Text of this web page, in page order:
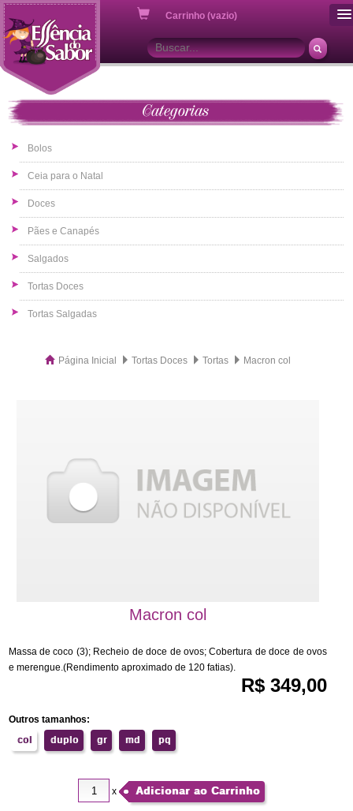
Carrinho (vazio)
Categorias
Bolos
Ceia para o Natal
Doces
Pães e Canapés
Salgados
Tortas Doces
Tortas Salgadas
Página Inicial Tortas Doces Tortas Macron col
Macron col
Massa de coco (3); Recheio de doce de ovos; Cobertura de doce de ovos
e merengue.(Rendimento aproximado de 120 fatias).
R$ 349,00
Outros tamanhos:
col
duplo gr md pq
x Adicionar ao Carrinho